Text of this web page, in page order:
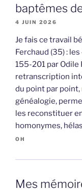
baptêmes
4 JUIN 2026
Je fais ce travail
Ferchaud (35) :
155-201 par Odile
retranscription
du point par
généalogie,
les reconstituer
homonymes,
OH
Mes